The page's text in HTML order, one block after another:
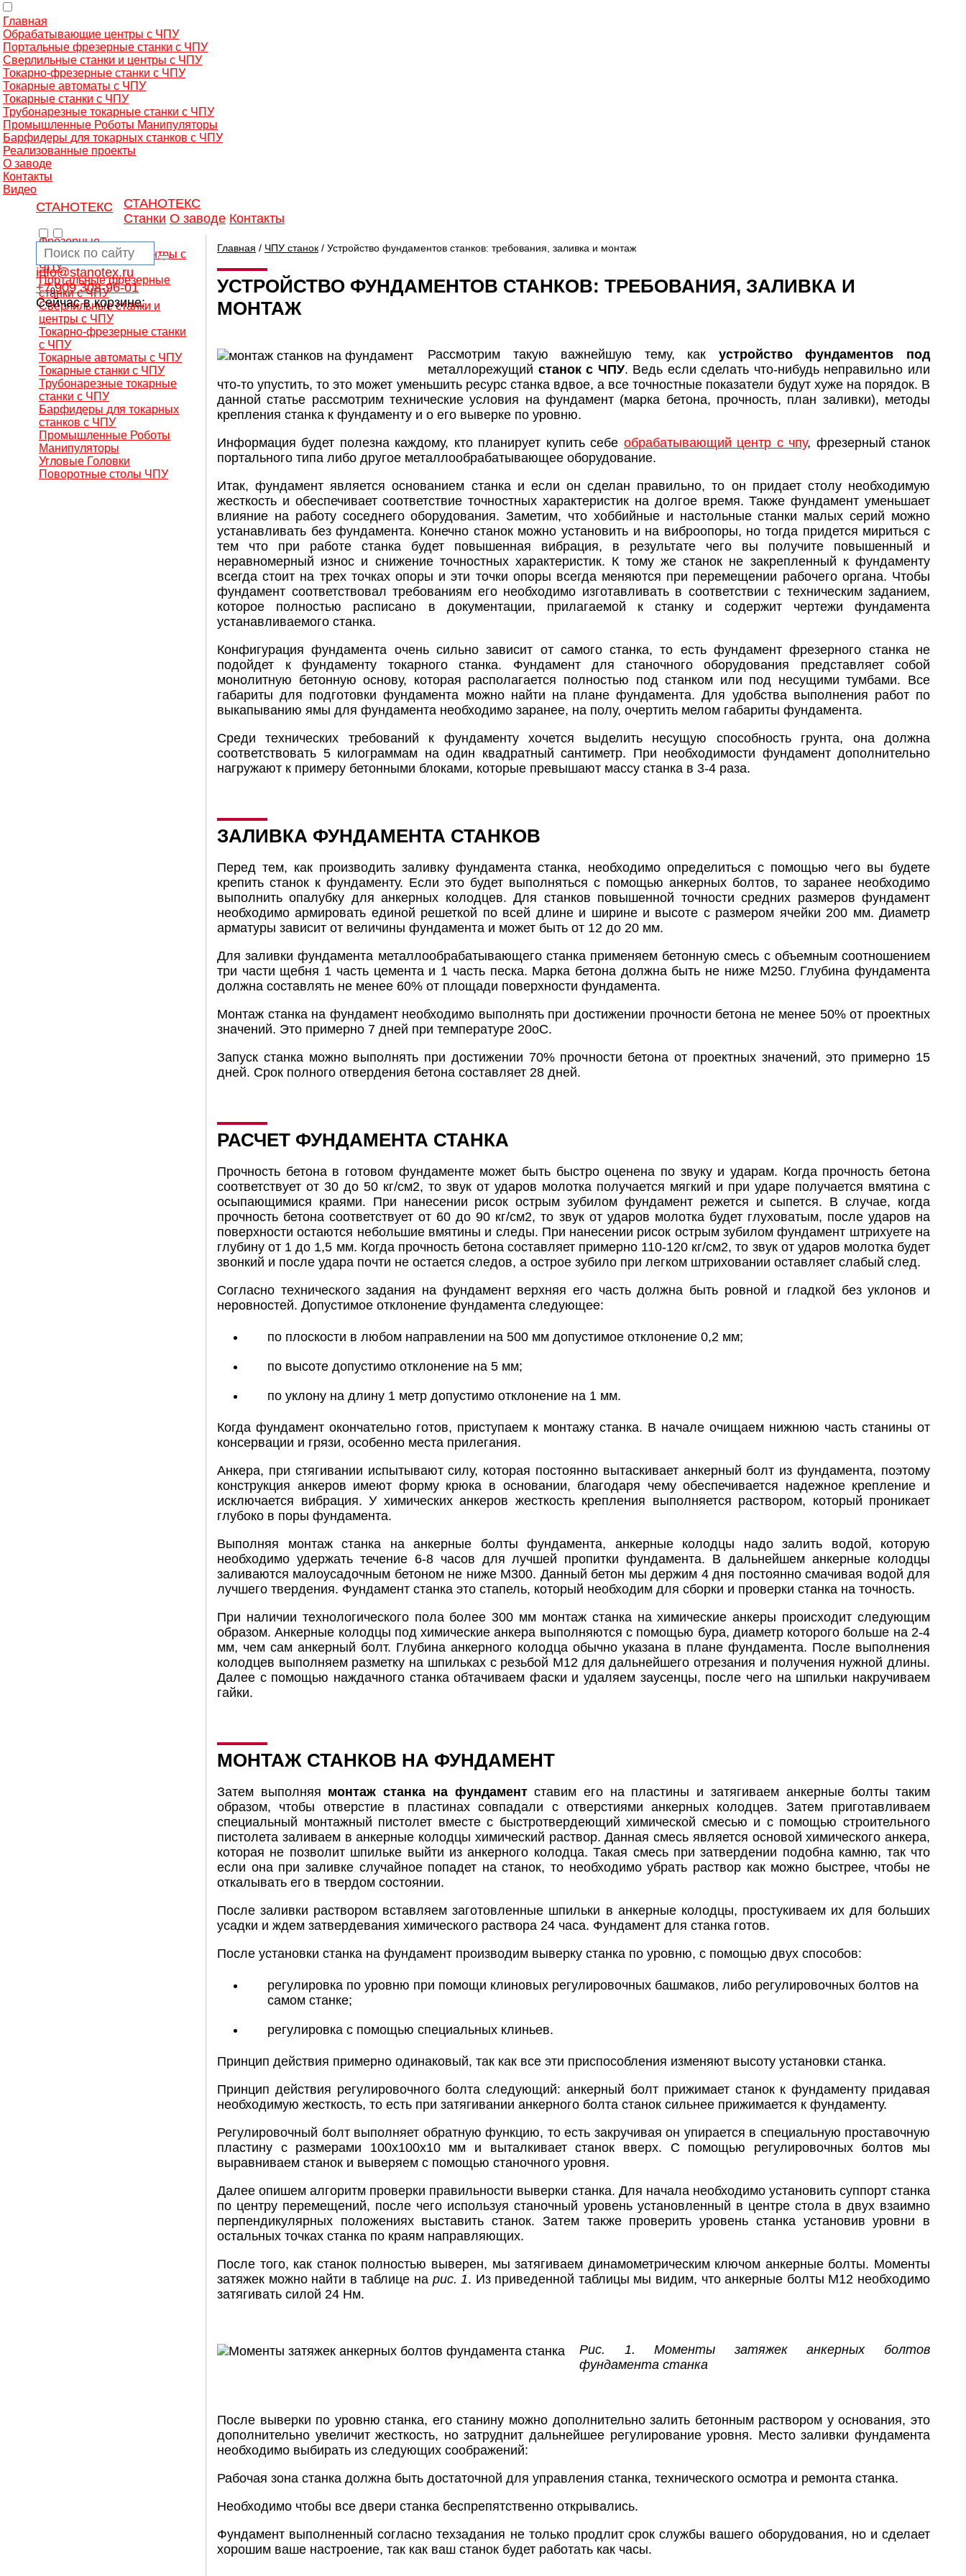
Главная
Обрабатывающие центры с ЧПУ
Портальные фрезерные станки с ЧПУ
Сверлильные станки и центры с ЧПУ
Токарно-фрезерные станки с ЧПУ
Токарные автоматы с ЧПУ
Токарные станки с ЧПУ
Трубонарезные токарные станки с ЧПУ
Промышленные Роботы Манипуляторы
Барфидеры для токарных станков с ЧПУ
Реализованные проекты
О заводе
Контакты
Видео
СТАНОТЕКС
СТАНОТЕКС
Станки О заводе Контакты
info@stanotex.ru
+7 909 308-96-01
Сейчас в корзине:
0
Фрезерные
обрабатывающие центры с
ЧПУ
Портальные фрезерные
станки с ЧПУ
Сверлильные станки и
центры с ЧПУ
Токарно-фрезерные станки
с ЧПУ
Токарные автоматы с ЧПУ
Токарные станки с ЧПУ
Трубонарезные токарные
станки с ЧПУ
Барфидеры для токарных
станков с ЧПУ
Промышленные Роботы
Манипуляторы
Угловые Головки
Поворотные столы ЧПУ
Главная / ЧПУ станок / Устройство фундаментов станков: требования, заливка и монтаж
УСТРОЙСТВО ФУНДАМЕНТОВ СТАНКОВ: ТРЕБОВАНИЯ, ЗАЛИВКА И
МОНТАЖ
Рассмотрим такую важнейшую тему, как устройство фундаментов под
металлорежущий станок с ЧПУ. Ведь если сделать что-нибудь неправильно или
что-то упустить, то это может уменьшить ресурс станка вдвое, а все точностные показатели будут хуже на порядок. В
данной статье рассмотрим технические условия на фундамент (марка бетона, прочность, план заливки), методы
крепления станка к фундаменту и о его выверке по уровню.
Информация будет полезна каждому, кто планирует купить себе обрабатывающий центр с чпу, фрезерный станок
портального типа либо другое металлообрабатывающее оборудование.
Итак, фундамент является основанием станка и если он сделан правильно, то он придает столу необходимую
жесткость и обеспечивает соответствие точностных характеристик на долгое время. Также фундамент уменьшает
влияние на работу соседнего оборудования. Заметим, что хоббийные и настольные станки малых серий можно
устанавливать без фундамента. Конечно станок можно установить и на виброопоры, но тогда придется мириться с
тем что при работе станка будет повышенная вибрация, в результате чего вы получите повышенный и
неравномерный износ и снижение точностных характеристик. К тому же станок не закрепленный к фундаменту
всегда стоит на трех точках опоры и эти точки опоры всегда меняются при перемещении рабочего органа. Чтобы
фундамент соответствовал требованиям его необходимо изготавливать в соответствии с техническим заданием,
которое полностью расписано в документации, прилагаемой к станку и содержит чертежи фундамента
устанавливаемого станка.
Конфигурация фундамента очень сильно зависит от самого станка, то есть фундамент фрезерного станка не
подойдет к фундаменту токарного станка. Фундамент для станочного оборудования представляет собой
монолитную бетонную основу, которая располагается полностью под станком или под несущими тумбами. Все
габариты для подготовки фундамента можно найти на плане фундамента. Для удобства выполнения работ по
выкапыванию ямы для фундамента необходимо заранее, на полу, очертить мелом габариты фундамента.
Среди технических требований к фундаменту хочется выделить несущую способность грунта, она должна
соответствовать 5 килограммам на один квадратный сантиметр. При необходимости фундамент дополнительно
нагружают к примеру бетонными блоками, которые превышают массу станка в 3-4 раза.
ЗАЛИВКА ФУНДАМЕНТА СТАНКОВ
Перед тем, как производить заливку фундамента станка, необходимо определиться с помощью чего вы будете
крепить станок к фундаменту. Если это будет выполняться с помощью анкерных болтов, то заранее необходимо
выполнить опалубку для анкерных колодцев. Для станков повышенной точности средних размеров фундамент
необходимо армировать единой решеткой по всей длине и ширине и высоте с размером ячейки 200 мм. Диаметр
арматуры зависит от величины фундамента и может быть от 12 до 20 мм.
Для заливки фундамента металлообрабатывающего станка применяем бетонную смесь с объемным соотношением
три части щебня 1 часть цемента и 1 часть песка. Марка бетона должна быть не ниже М250. Глубина фундамента
должна составлять не менее 60% от площади поверхности фундамента.
Монтаж станка на фундамент необходимо выполнять при достижении прочности бетона не менее 50% от проектных
значений. Это примерно 7 дней при температуре 20оC.
Запуск станка можно выполнять при достижении 70% прочности бетона от проектных значений, это примерно 15
дней. Срок полного отвердения бетона составляет 28 дней.
РАСЧЕТ ФУНДАМЕНТА СТАНКА
Прочность бетона в готовом фундаменте может быть быстро оценена по звуку и ударам. Когда прочность бетона
соответствует от 30 до 50 кг/см2, то звук от ударов молотка получается мягкий и при ударе получается вмятина с
осыпающимися краями. При нанесении рисок острым зубилом фундамент режется и сыпется. В случае, когда
прочность бетона соответствует от 60 до 90 кг/см2, то звук от ударов молотка будет глуховатым, после ударов на
поверхности остаются небольшие вмятины и следы. При нанесении рисок острым зубилом фундамент штрихуете на
глубину от 1 до 1,5 мм. Когда прочность бетона составляет примерно 110-120 кг/см2, то звук от ударов молотка будет
звонкий и после удара почти не остается следов, а острое зубило при легком штриховании оставляет слабый след.
Согласно технического задания на фундамент верхняя его часть должна быть ровной и гладкой без уклонов и
неровностей. Допустимое отклонение фундамента следующее:
по плоскости в любом направлении на 500 мм допустимое отклонение 0,2 мм;
по высоте допустимо отклонение на 5 мм;
по уклону на длину 1 метр допустимо отклонение на 1 мм.
Когда фундамент окончательно готов, приступаем к монтажу станка. В начале очищаем нижнюю часть станины от
консервации и грязи, особенно места прилегания.
Анкера, при стягивании испытывают силу, которая постоянно вытаскивает анкерный болт из фундамента, поэтому
конструкция анкеров имеют форму крюка в основании, благодаря чему обеспечивается надежное крепление и
исключается вибрация. У химических анкеров жесткость крепления выполняется раствором, который проникает
глубоко в поры фундамента.
Выполняя монтаж станка на анкерные болты фундамента, анкерные колодцы надо залить водой, которую
необходимо удержать течение 6-8 часов для лучшей пропитки фундамента. В дальнейшем анкерные колодцы
заливаются малоусадочным бетоном не ниже М300. Данный бетон мы держим 4 дня постоянно смачивая водой для
лучшего твердения. Фундамент станка это стапель, который необходим для сборки и проверки станка на точность.
При наличии технологического пола более 300 мм монтаж станка на химические анкеры происходит следующим
образом. Анкерные колодцы под химические анкера выполняются с помощью бура, диаметр которого больше на 2-4
мм, чем сам анкерный болт. Глубина анкерного колодца обычно указана в плане фундамента. После выполнения
колодцев выполняем разметку на шпильках с резьбой М12 для дальнейшего отрезания и получения нужной длины.
Далее с помощью наждачного станка обтачиваем фаски и удаляем заусенцы, после чего на шпильки накручиваем
гайки.
МОНТАЖ СТАНКОВ НА ФУНДАМЕНТ
Затем выполняя монтаж станка на фундаментставим его на пластины и затягиваем анкерные болты таким
образом, чтобы отверстие в пластинах совпадали с отверстиями анкерных колодцев. Затем приготавливаем
специальный монтажный пистолет вместе с быстротвердеющий химической смесью и с помощью строительного
пистолета заливаем в анкерные колодцы химический раствор. Данная смесь является основой химического анкера,
которая не позволит шпильке выйти из анкерного колодца. Такая смесь при затвердении подобна камню, так что
если она при заливке случайное попадет на станок, то необходимо убрать раствор как можно быстрее, чтобы не
откалывать его в твердом состоянии.
После заливки раствором вставляем заготовленные шпильки в анкерные колодцы, простукиваем их для больших
усадки и ждем затвердевания химического раствора 24 часа. Фундамент для станка готов.
После установки станка на фундамент производим выверку станка по уровню, с помощью двух способов:
регулировка по уровню при помощи клиновых регулировочных башмаков, либо регулировочных болтов на
самом станке;
регулировка с помощью специальных клиньев.
Принцип действия примерно одинаковый, так как все эти приспособления изменяют высоту установки станка.
Принцип действия регулировочного болта следующий: анкерный болт прижимает станок к фундаменту придавая
необходимую жесткость, то есть при затягивании анкерного болта станок сильнее прижимается к фундаменту.
Регулировочный болт выполняет обратную функцию, то есть закручивая он упирается в специальную проставочную
пластину с размерами 100х100х10 мм и выталкивает станок вверх. С помощью регулировочных болтов мы
выравниваем станок и выверяем с помощью станочного уровня.
Далее опишем алгоритм проверки правильности выверки станка. Для начала необходимо установить суппорт станка
по центру перемещений, после чего используя станочный уровень установленный в центре стола в двух взаимно
перпендикулярных положениях выставить станок. Затем также проверить уровень станка установив уровни в
остальных точках станка по краям направляющих.
После того, как станок полностью выверен, мы затягиваем динамометрическим ключом анкерные болты. Моменты
затяжек можно найти в таблице на рис. 1. Из приведенной таблицы мы видим, что анкерные болты М12 необходимо
затягивать силой 24 Нм.
Рис. 1. Моменты затяжек анкерных болтов
фундамента станка
После выверки по уровню станка, его станину можно дополнительно залить бетонным раствором у основания, это
дополнительно увеличит жесткость, но затруднит дальнейшее регулирование уровня. Место заливки фундамента
необходимо выбирать из следующих соображений:
Рабочая зона станка должна быть достаточной для управления станка, технического осмотра и ремонта станка.
Необходимо чтобы все двери станка беспрепятственно открывались.
Фундамент выполненный согласно техзадания не только продлит срок службы вашего оборудования, но и сделает
хорошим ваше настроение, так как ваш станок будет работать как часы.